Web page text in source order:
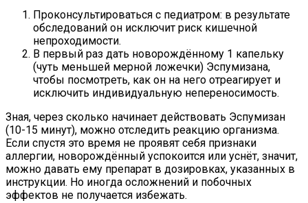
Проконсультироваться с педиатром: в результате
обследований он исключит риск кишечной
непроходимости.
В первый раз дать новорождённому 1 капельку
(чуть меньшей мерной ложечки) Эспумизана,
чтобы посмотреть, как он на него отреагирует и
исключить индивидуальную непереносимость.
Зная, через сколько начинает действовать Эспумизан
(10-15 минут), можно отследить реакцию организма.
Если спустя это время не проявят себя признаки
аллергии, новорождённый успокоится или уснёт, значит,
можно давать ему препарат в дозировках, указанных в
инструкции. Но иногда осложнений и побочных
эффектов не получается избежать.